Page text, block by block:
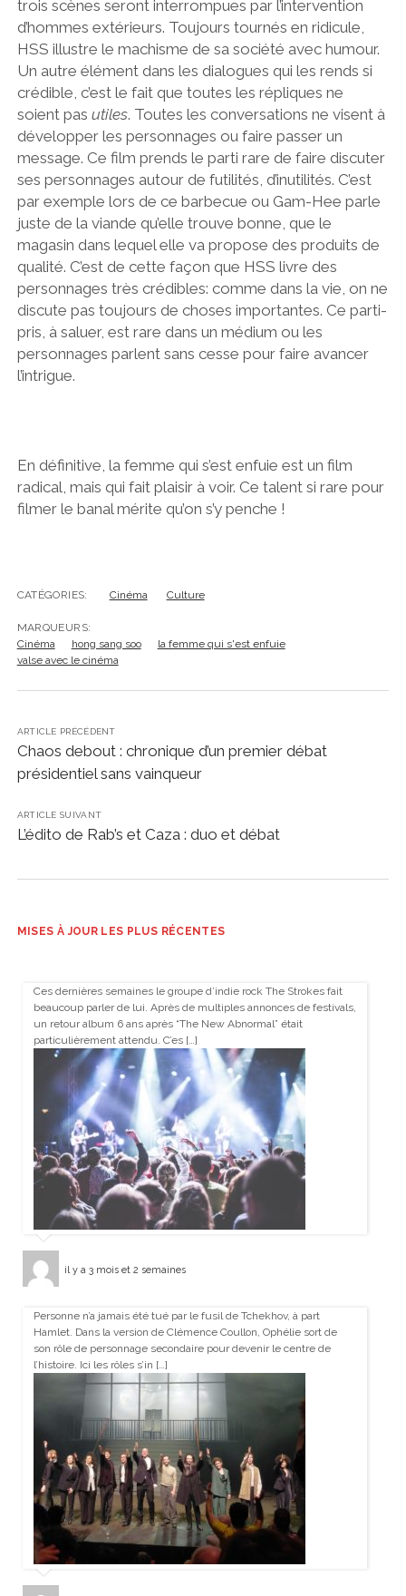
trois scènes seront interrompues par l’intervention
d’hommes extérieurs. Toujours tournés en ridicule,
HSS illustre le machisme de sa société avec humour.
Un autre élément dans les dialogues qui les rends si
crédible, c’est le fait que toutes les répliques ne
soient pas utiles. Toutes les conversations ne visent à
développer les personnages ou faire passer un
message. Ce film prends le parti rare de faire discuter
ses personnages autour de futilités, d’inutilités. C’est
par exemple lors de ce barbecue ou Gam-Hee parle
juste de la viande qu’elle trouve bonne, que le
magasin dans lequel elle va propose des produits de
qualité. C’est de cette façon que HSS livre des
personnages très crédibles: comme dans la vie, on ne
discute pas toujours de choses importantes. Ce parti-
pris, à saluer, est rare dans un médium ou les
personnages parlent sans cesse pour faire avancer
l’intrigue.
En définitive, la femme qui s’est enfuie est un film
radical, mais qui fait plaisir à voir. Ce talent si rare pour
filmer le banal mérite qu’on s’y penche !
CATÉGORIES: Cinéma Culture
MARQUEURS:
Cinéma
hong sang soo
la femme qui s'est enfuie
valse avec le cinéma
ARTICLE PRÉCÉDENT
Chaos debout : chronique d’un premier débat
présidentiel sans vainqueur
ARTICLE SUIVANT
L’édito de Rab’s et Caza : duo et débat
MISES À JOUR LES PLUS RÉCENTES
Ces dernières semaines le groupe d’indie rock The Strokes fait
beaucoup parler de lui. Après de multiples annonces de festivals,
un retour album 6 ans après “The New Abnormal” était
particulièrement attendu. C’es […]
il y a 3 mois et 2 semaines
Personne n’a jamais été tué par le fusil de Tchekhov, à part
Hamlet. Dans la version de Clémence Coullon, Ophélie sort de
son rôle de personnage secondaire pour devenir le centre de
l’histoire. Ici les rôles s’in […]